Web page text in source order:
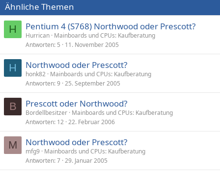
Ähnliche Themen
H Pentium 4 (S768) Northwood oder Prescott?
Hurrican Mainboards und CPUs: Kaufberatung
Antworten 5 11. November 2005
H Northwood oder Prescott?
honk82 Mainboards und CPUs: Kaufberatung
Antworten 9 25. September 2005
B Prescott oder Northwood?
Bordellbesitzer Mainboards und CPUs: Kaufberatung
Antworten 12 22. Februar 2006
M Northwood oder Prescott?
mfg9
Mainboards und CPUs: Kaufberatung
Antworten 7 29. Januar 2005